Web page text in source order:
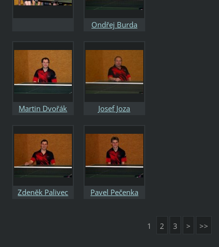
Ondřej Burda
Martin Dvořák Josef Joza
Zdeněk Palivec Pavel Pečenka
1 2 3 > >>